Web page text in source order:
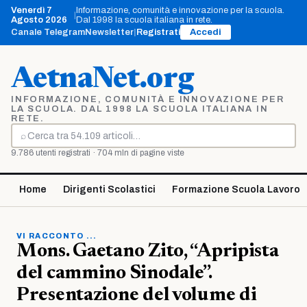
Vai
contenuto
Venerdì 7
Agosto 2026
Informazione, comunità e innovazione per la scuola.
Dal 1998 la scuola italiana in rete.
Canale TelegramNewsletter Registrati Accedi
AetnaNet.org
INFORMAZIONE, COMUNITÀ E INNOVAZIONE PER
LA SCUOLA. DAL 1998 LA SCUOLA ITALIANA IN
RETE.
⌕
Cerca
9.786 utenti registrati · 704 mln di pagine viste
Home Dirigenti Scolastici Formazione Scuola Lavoro
VI RACCONTO ...
Mons. Gaetano Zito, “Apripista
del cammino Sinodale”.
Presentazione del volume di